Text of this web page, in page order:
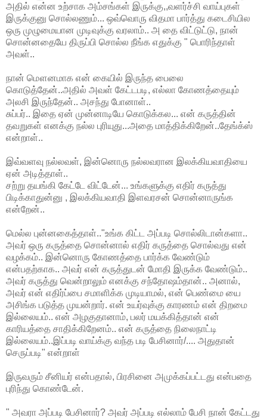
அதில் என்ன உற்சாக அம்சங்கள் இருக்கு,,வளர்ச்சி வாய்புகள்
இருக்குனு சொல்லணும்... ஒவ்வொரு விதமா பார்த்து கடைசியில
ஒரு முழுமையான முடிவுக்கு வரலாம்.. அ தை விட்டுட்டு, நான்
சொன்னதையே திருப்பி சொல்ல நீங்க எதுக்கு " பொரிந்தாள்
அவள்..
நான் மௌனமாக என் கையில் இருந்த பைலை
கொடுத்தேன்..அதில் அவள் கேட்டபடி, எல்லா கோணத்தையும்
அலசி இருந்தேன்.. அசந்து போனாள்..
சுப்பர்.. இதை ஏன் முன்னாடியே கொடுக்கல... என் கருத்தின்
தவறுகள் எனக்கு நல்ல புரியுது...அதை மாத்திக்கிறேன்..தேங்க்ஸ்
என்றாள்..
இவ்வளவு நல்லவள், இன்னொரு நல்லவரான இலக்கியவாதியை
ஏன் அடித்தாள்..
சற்று தயங்கி கேட்டே விட்டேன்... உங்களுக்கு எதிர் கருத்து
பிடிக்காதுன்னு , இலக்கியவாதி இளவரசன் சொன்னாருங்க
என்றேன்..
மெல்ல புன்னகைத்தாள்.."உங்க கிட்ட அப்படி சொல்லிடான்களா..
அவர் ஒரு கருத்தை சொன்னால் எதிர் கருத்தை சொல்வது என்
வழக்கம்.. இன்னொரு கோணத்தை பார்க்க வேண்டும்
என்பதற்காக.. அவர் என் கருத்துடன் மோதி இருக்க வேண்டும்..
அவர் கருத்து வென்றாலும் எனக்கு சந்தோஷம்தான்.. அனால்,
அவர் என் எதிர்ப்பை சமாளிக்க முடியாமல், என் பெண்மை யை
அசிங்க படுத்த முயன்றார். என் உயர்வுக்கு காரணம் என் திறமை
இல்லையம்.. என் அழகுதானாம், பலர் மயக்கித்தான் என்
காரியத்தை சாதிக்கிறேனம்.. என் கருத்தை நிலைநாட்டி
இல்லையம்..இப்படி வாய்க்கு வந்த படி பேசினார்/.... அதுதான்
செருப்படி" என்றாள்
இருவரும் சீனியர் என்பதால், பிரசினை அமுக்கப்பட்டது என்பதை
புரிந்து கொண்டேன்.
" அவரா அப்படி பேசினார்? அவர் அப்படி எல்லாம் பேசி நான் கேட்டது